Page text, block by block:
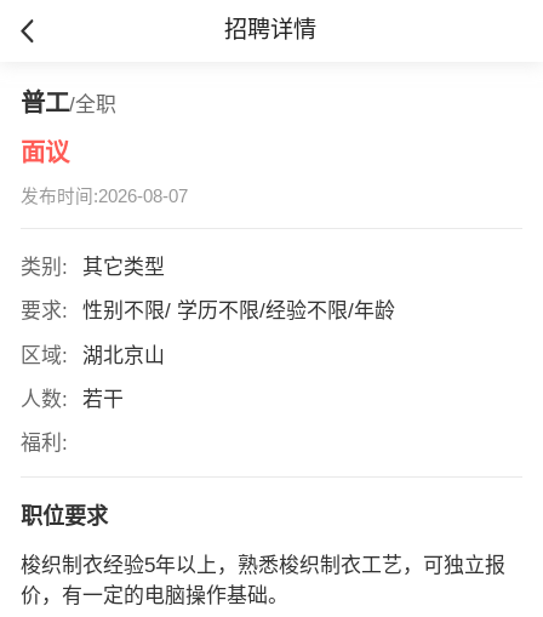
招聘详情
普工/全职
面议
发布时间:2026-08-07
类别:
其它类型
要求:
性别不限/ 学历不限/经验不限/年龄
区域:
湖北京山
人数:
若干
福利:
职位要求
梭织制衣经验5年以上，熟悉梭织制衣工艺，可独立报
价，有一定的电脑操作基础。